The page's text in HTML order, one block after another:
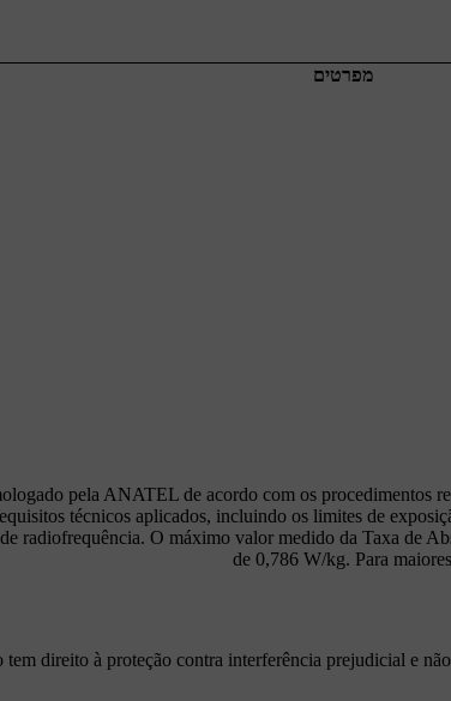
מפרטים
pela ANATEL de acordo com os procedimentos
técnicos aplicados, incluindo os limites de
radiofrequência. O máximo valor medido da Taxa de
de 0,786 W/kg. Para
tem direito à proteção contra interferência prejudicial e